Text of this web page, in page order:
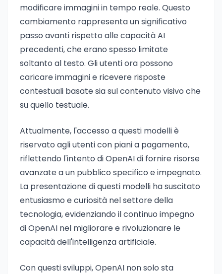
modificare immagini in tempo reale. Questo
cambiamento rappresenta un significativo
passo avanti rispetto alle capacità AI
precedenti, che erano spesso limitate
soltanto al testo. Gli utenti ora possono
caricare immagini e ricevere risposte
contestuali basate sia sul contenuto visivo che
su quello testuale.
Attualmente, l'accesso a questi modelli è
riservato agli utenti con piani a pagamento,
riflettendo l'intento di OpenAI di fornire risorse
avanzate a un pubblico specifico e impegnato.
La presentazione di questi modelli ha suscitato
entusiasmo e curiosità nel settore della
tecnologia, evidenziando il continuo impegno
di OpenAI nel migliorare e rivoluzionare le
capacità dell'intelligenza artificiale.
Con questi sviluppi, OpenAI non solo sta